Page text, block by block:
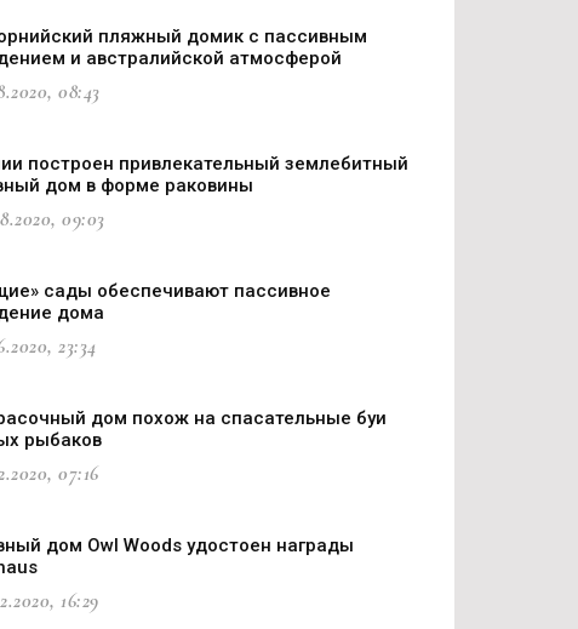
пляжный домик с пассивным
и австралийской атмосферой
08:43
построен привлекательный землебитный
дом в форме раковины
09:03
сады обеспечивают пассивное
дома
23:34
дом похож на спасательные буи
рыбаков
07:16
дом Owl Woods удостоен награды
16:29